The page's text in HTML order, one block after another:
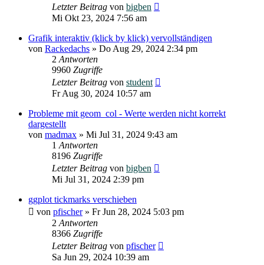
Letzter Beitrag von bigben
Mi Okt 23, 2024 7:56 am
Grafik interaktiv (klick by klick) vervollständigen
von Rackedachs » Do Aug 29, 2024 2:34 pm
2 Antworten
9960 Zugriffe
Letzter Beitrag von student
Fr Aug 30, 2024 10:57 am
Probleme mit geom_col - Werte werden nicht korrekt
dargestellt
von madmax » Mi Jul 31, 2024 9:43 am
1 Antworten
8196 Zugriffe
Letzter Beitrag von bigben
Mi Jul 31, 2024 2:39 pm
ggplot tickmarks verschieben
von pfischer» Fr Jun 28, 2024 5:03 pm
2 Antworten
8366 Zugriffe
Letzter Beitrag von pfischer
Sa Jun 29, 2024 10:39 am